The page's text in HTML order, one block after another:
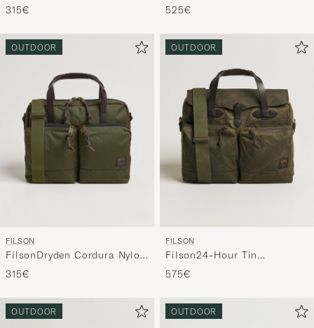
BriefcaseBlack
315€
BriefcaseBlack
525€
OUTDOOR
FILSON
FilsonDryden Cordura Nylon
BriefcaseOtter Green
315€
OUTDOOR
FILSON
Filson24-Hour Tin
BriefcaseOtter Green
575€
OUTDOOR OUTDOOR